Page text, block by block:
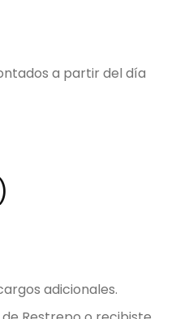
a partir del día
adicionales.